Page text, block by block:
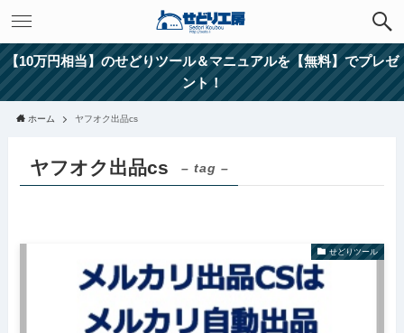
【10万円相当】のせどりツール＆マニュアルを【無料】でプレゼ
ント！
ホーム ヤフオク出品cs
ヤフオク出品cs – tag –
せどりツール